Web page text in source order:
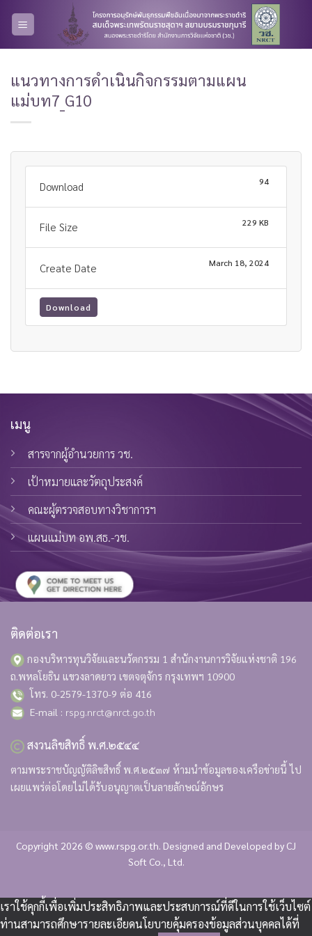
แนวทางการดำเนินกิจกรรมตามแผน
แม่บท7_G10
Download 94
File Size 229 KB
Create Date March 18, 2024
Download
เมนู
สารจากผู้อำนวยการ วช.
เป้าหมายและวัตถุประสงค์
คณะผู้ตรวจสอบทางวิชาการฯ
แผนแม่บท อพ.สธ.-วช.
ติดต่อเรา
กองบริหารทุนวิจัยและนวัตกรรม 1 สำนักงานการวิจัยแห่งชาติ 196
ถ.พหลโยธิน แขวงลาดยาว เขตจตุจักร กรุงเทพฯ 10900
โทร. 0-2579-1370-9 ต่อ 416
E-mail : rspg.nrct@nrct.go.th
สงวนลิขสิทธิ์ พ.ศ.๒๕๔๔
ตามพระราชบัญญัติลิขสิทธิ์ พ.ศ.๒๕๓๗ ห้ามนำข้อมูลของเครือข่ายนี้ ไป
เผยแพร่ต่อโดยไม่ได้รับอนุญาตเป็นลายลักษณ์อักษร
Copyright 2026 © www.rspg.or.th. Designed and Developed by CJ
Soft Co., Ltd.
เราใช้คุกกี้เพื่อเพิ่มประสิทธิภาพและประสบการณ์ที่ดีในการใช้เว็บไซต์
ท่านสามารถศึกษารายละเอียดนโยบายคุ้มครองข้อมูลส่วนบุคคลได้ที่